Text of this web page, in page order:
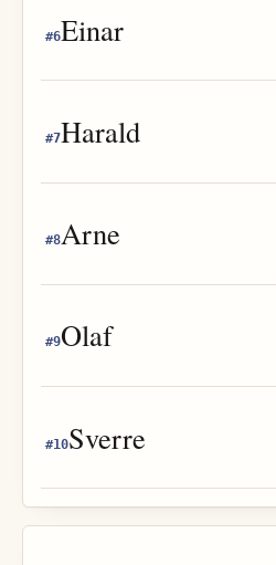
#6Einar
#7Harald
#8Arne
#9Olaf
#10Sverre